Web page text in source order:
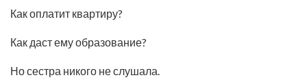
Как оплатит квартиру?
Как даст ему образование?
Но сестра никого не слушала.